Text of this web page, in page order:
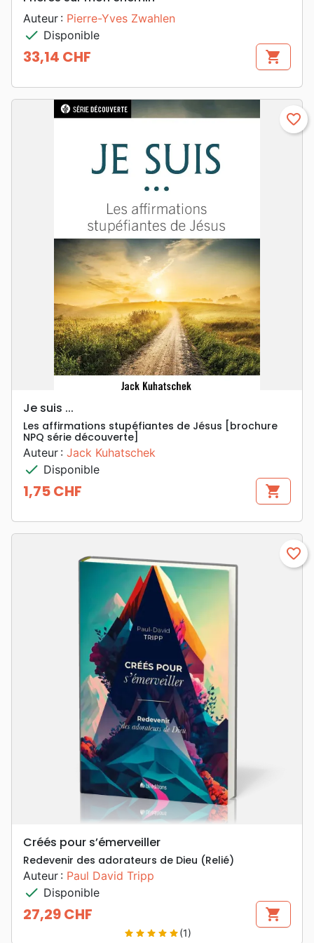
Auteur : Pierre-Yves Zwahlen
check Disponible
Prix
33,14 CHF shopping_cart
favorite_border
Je suis ...
Les affirmations stupéfiantes de Jésus [brochure
NPQ série découverte]
Auteur : Jack Kuhatschek
check Disponible
Prix
1,75 CHF shopping_cart
favorite_border
Créés pour s’émerveiller
Redevenir des adorateurs de Dieu (Relié)
Auteur : Paul David Tripp
check Disponible
Prix
27,29 CHF shopping_cart
star star star star star(1)